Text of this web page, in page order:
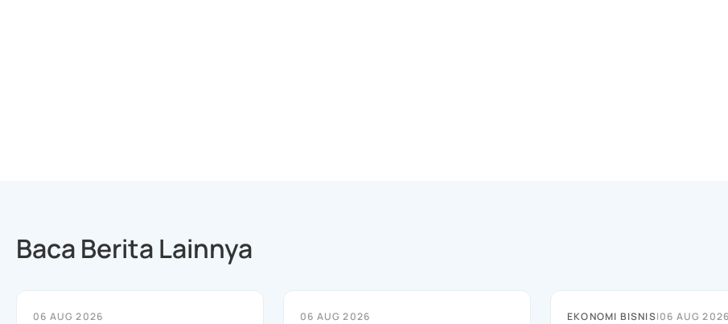
Baca Berita Lainnya
06 AUG 2026 06 AUG 2026 EKONOMI BISNIS|06 AUG 2026